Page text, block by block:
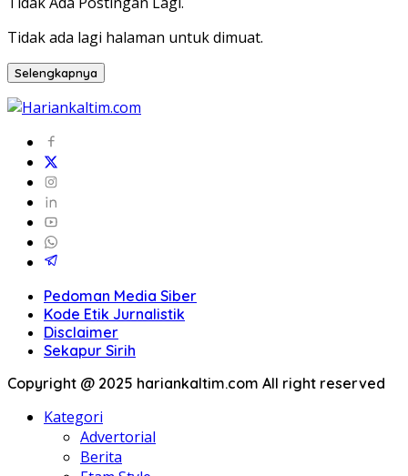
Tidak ada lagi halaman untuk dimuat.
Selengkapnya
Pedoman Media Siber
Kode Etik Jurnalistik
Disclaimer
Sekapur Sirih
Copyright @ 2025 hariankaltim.com All right reserved
Kategori
Advertorial
Berita